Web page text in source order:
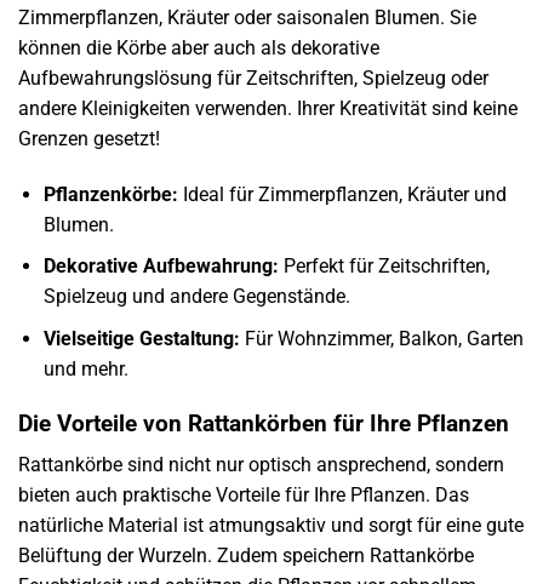
Zimmerpflanzen, Kräuter oder saisonalen Blumen. Sie
können die Körbe aber auch als dekorative
Aufbewahrungslösung für Zeitschriften, Spielzeug oder
andere Kleinigkeiten verwenden. Ihrer Kreativität sind keine
Grenzen gesetzt!
Pflanzenkörbe: Ideal für Zimmerpflanzen, Kräuter und
Blumen.
Dekorative Aufbewahrung: Perfekt für Zeitschriften,
Spielzeug und andere Gegenstände.
Vielseitige Gestaltung: Für Wohnzimmer, Balkon, Garten
und mehr.
Die Vorteile von Rattankörben für Ihre Pflanzen
Rattankörbe sind nicht nur optisch ansprechend, sondern
bieten auch praktische Vorteile für Ihre Pflanzen. Das
natürliche Material ist atmungsaktiv und sorgt für eine gute
Belüftung der Wurzeln. Zudem speichern Rattankörbe